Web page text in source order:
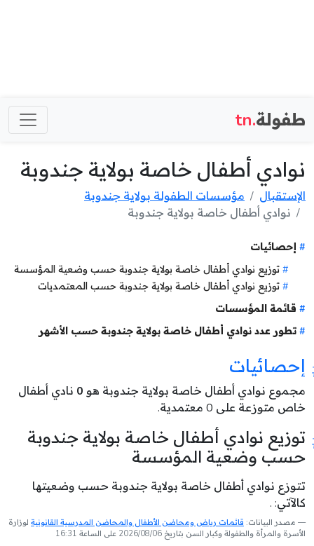
طفولة.tn
نوادي أطفال خاصة بولاية جندوبة
الإستقبال
مؤسسات الطفولة بولاية جندوبة
نوادي أطفال خاصة بولاية جندوبة
إحصائيات
توزيع نوادي أطفال خاصة بولاية جندوبة حسب وضعية المؤسسة
توزيع نوادي أطفال خاصة بولاية جندوبة حسب المعتمديات
قائمة المؤسسات
تطور عدد نوادي أطفال خاصة بولاية جندوبة حسب الأشهر
إحصائيات
مجموع نوادي أطفال خاصة بولاية جندوبة هو 0 نادي أطفال
خاص متوزعة على 0 معتمدية.
توزيع نوادي أطفال خاصة بولاية جندوبة
حسب وضعية المؤسسة
تتوزع نوادي أطفال خاصة بولاية جندوبة حسب وضعيتها
كالآتي: .
مصدر البيانات: قائمات رياض ومحاضن الأطفال والمحاضن المدرسية القانونية لوزارة
الأسرة والمرأة والطفولة وكبار السن بتاريخ 2026/08/06 على الساعة 16:31